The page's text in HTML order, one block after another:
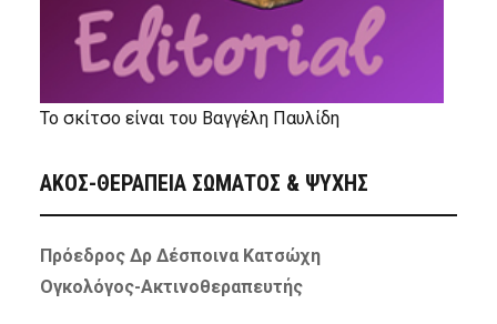
Το σκίτσο είναι του Βαγγέλη Παυλίδη
ΑΚΟΣ-ΘΕΡΑΠΕΙΑ ΣΩΜΑΤΟΣ & ΨΥΧΗΣ
Πρόεδρος Δρ Δέσποινα Κατσώχη
Ογκολόγος-Ακτινοθεραπευτής